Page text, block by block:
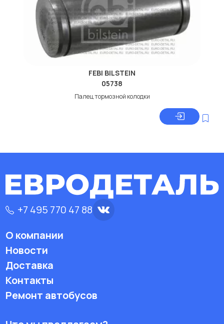
FEBI BILSTEIN
05738
Палeц тормозной колодки
+7 495 770 47 88
О компании
Новости
Доставка
Контакты
Ремонт автобусов